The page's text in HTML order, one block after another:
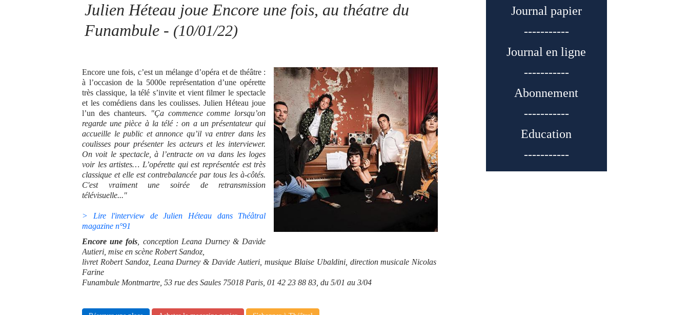
Julien Héteau joue Encore une fois, au théatre du
Funambule - (10/01/22)
Encore une fois, c’est un mélange d’opéra et de théâtre :
à l’occasion de la 5000e représentation d’une opérette
très classique, la télé s’invite et vient filmer le spectacle
et les comédiens dans les coulisses. Julien Héteau joue
l’un des chanteurs.
"Ça commence comme lorsqu’on
regarde une pièce à la télé : on a un présentateur qui
accueille le public et annonce qu’il va entrer dans les
coulisses pour présenter les acteurs et les interviewer.
On voit le spectacle, à l’entracte on va dans les loges
voir les artistes… L’opérette qui est représentée est très
classique et elle est contrebalancée par tous les à-côtés.
C'est vraiment une soirée de retransmission
télévisuelle..."
> Lire l'interview de Julien Héteau dans Théâtral
magazine n°91
Encore une fois , conception Leana Durney & Davide
Autieri, mise en scène Robert Sandoz,
livret Robert Sandoz, Leana Durney & Davide Autieri, musique Blaise Ubaldini, direction musicale Nicolas
Farine
Funambule Montmartre, 53 rue des Saules 75018 Paris, 01 42 23 88 83, du 5/01 au 3/04
Journal papier
-----------
Journal en ligne
-----------
Abonnement
-----------
Education
-----------